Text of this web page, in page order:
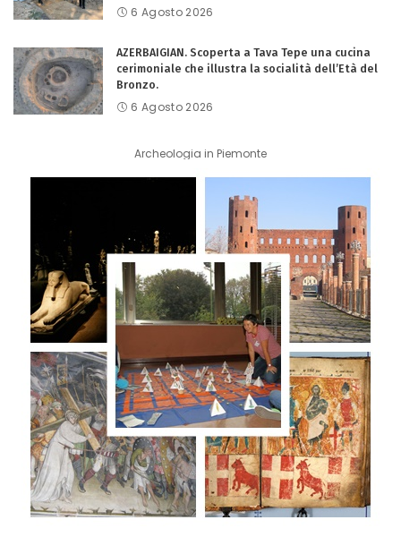
6 Agosto 2026
AZERBAIGIAN. Scoperta a Tava Tepe una cucina
cerimoniale che illustra la socialità dell’Età del
Bronzo.
6 Agosto 2026
Archeologia in Piemonte